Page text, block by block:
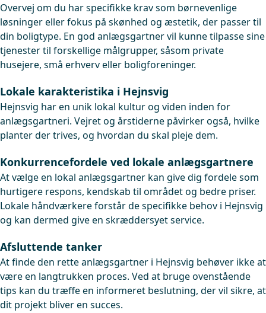
Overvej om du har specifikke krav som børnevenlige
løsninger eller fokus på skønhed og æstetik, der passer til
din boligtype. En god anlægsgartner vil kunne tilpasse sine
tjenester til forskellige målgrupper, såsom private
husejere, små erhverv eller boligforeninger.
Lokale karakteristika i Hejnsvig
Hejnsvig har en unik lokal kultur og viden inden for
anlægsgartneri. Vejret og årstiderne påvirker også, hvilke
planter der trives, og hvordan du skal pleje dem.
Konkurrencefordele ved lokale anlægsgartnere
At vælge en lokal anlægsgartner kan give dig fordele som
hurtigere respons, kendskab til området og bedre priser.
Lokale håndværkere forstår de specifikke behov i Hejnsvig
og kan dermed give en skræddersyet service.
Afsluttende tanker
At finde den rette anlægsgartner i Hejnsvig behøver ikke at
være en langtrukken proces. Ved at bruge ovenstående
tips kan du træffe en informeret beslutning, der vil sikre, at
dit projekt bliver en succes.